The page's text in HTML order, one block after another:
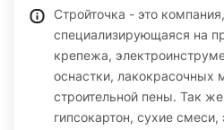
Стройточка - это компания,
специализирующаяся на
крепежа,
оснастки, лакокрасочных
строительной пены. Так
гипсокартон, сухие смеси,